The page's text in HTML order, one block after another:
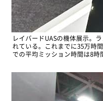
レイバードUASの機体展示。
れている。これまでに35万時
での平均ミッション時間は8